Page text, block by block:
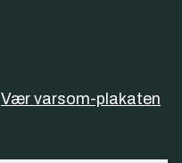
Vær varsom-plakaten